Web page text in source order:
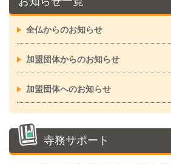
全仏からのお知らせ
加盟団体からのお知らせ
加盟団体へのお知らせ
寺務サポート